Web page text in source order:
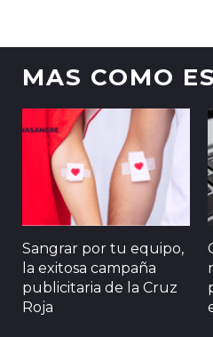
MAS COMO
Sangrar por tu equipo,
la exitosa campaña
publicitaria de la Cruz
Roja